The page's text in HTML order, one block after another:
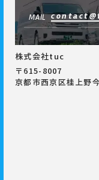
MAIL
株式会社tuc
〒615-8007
京都市西京区桂上野